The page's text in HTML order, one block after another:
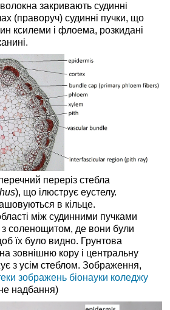
закривають судинні
(праворуч) судинні пучки, що
ксилеми і флоема, розкидані
переріз стебла
), що ілюструє еустелу.
в кільце.
між судинними пучками
з соленощитом, де вони були
їх було видно. Грунтова
зовнішню кору і центральну
з усім стеблом. Зображення,
зображень біонауки коледжу
надбання)